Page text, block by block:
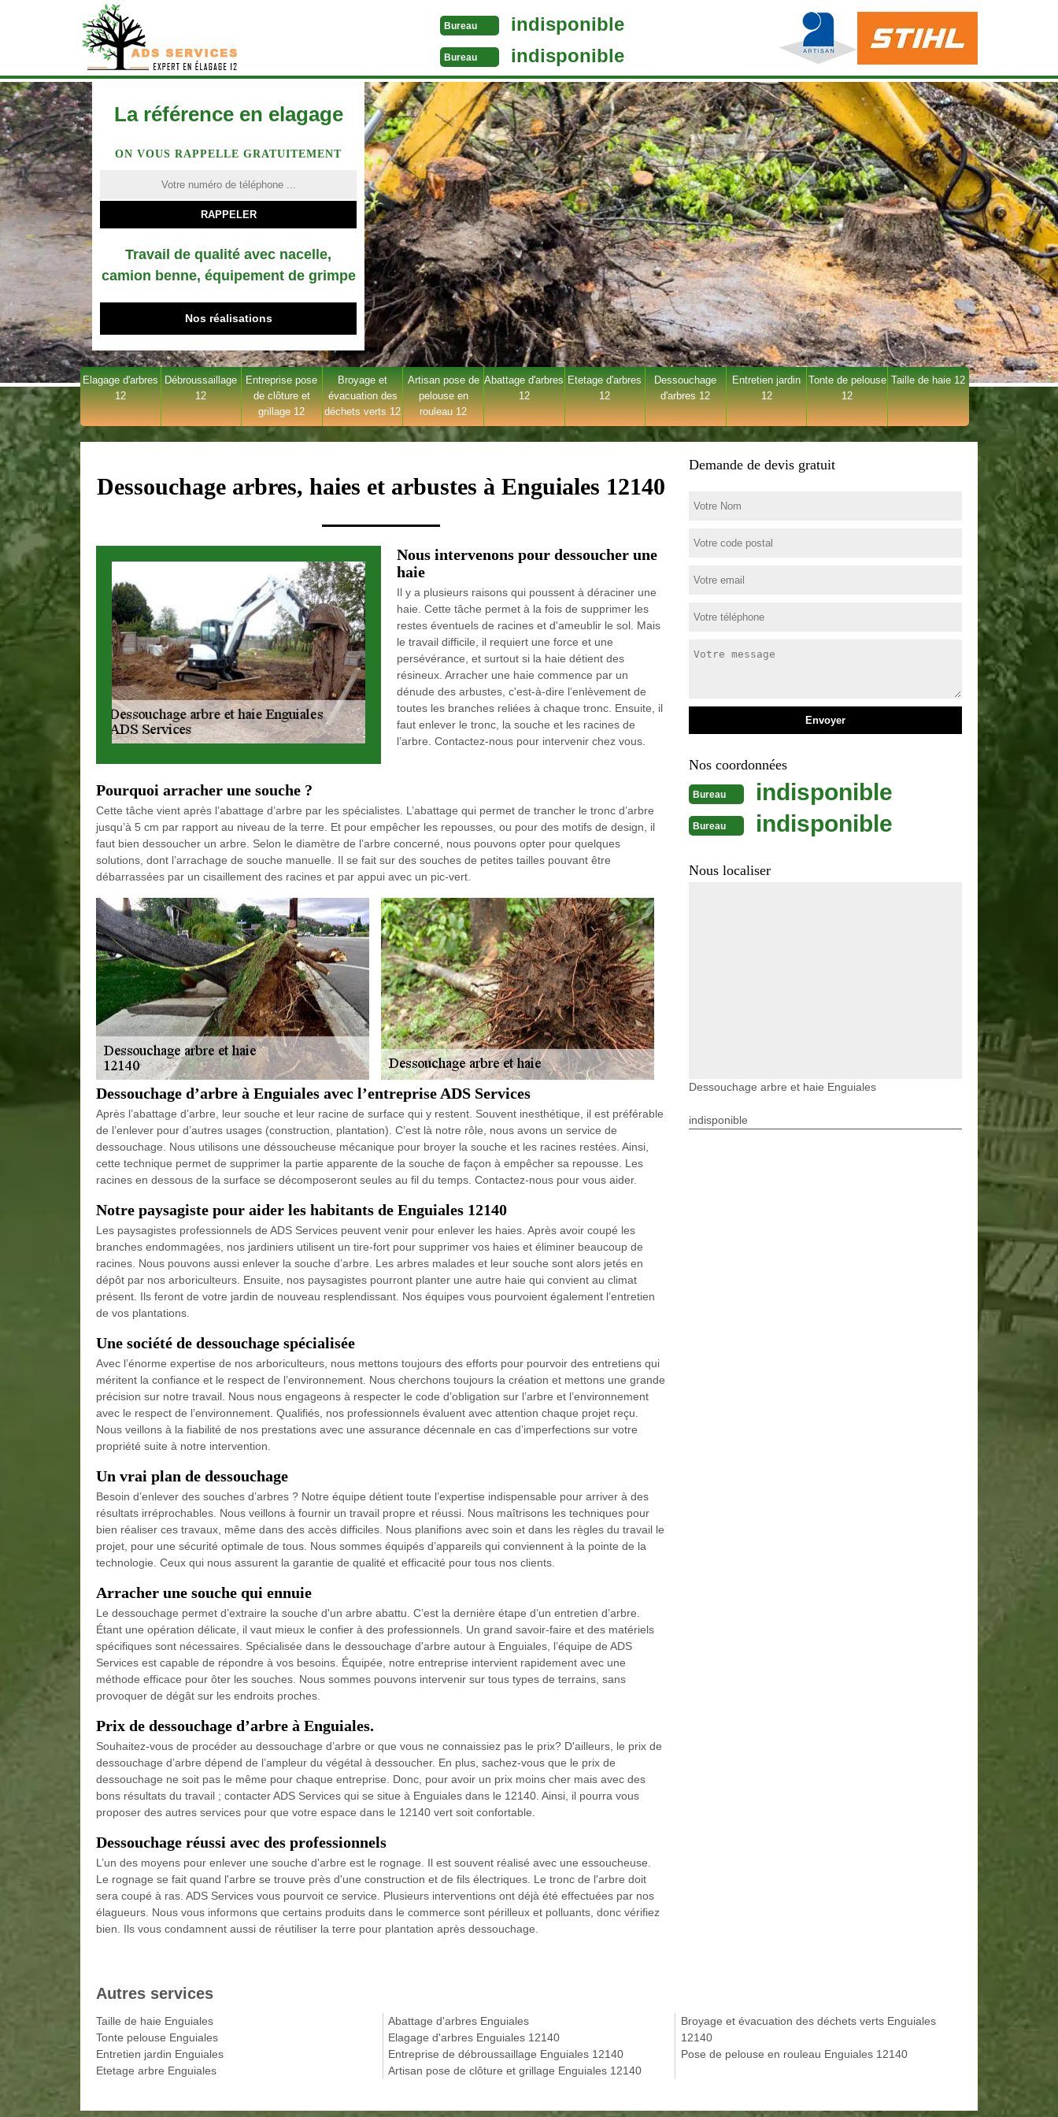
Bureau indisponible
Bureau indisponible
La référence en elagage
ON VOUS RAPPELLE GRATUITEMENT
Travail de qualité avec nacelle,
camion benne, équipement de grimpe
Nos réalisations
Elagage d'arbres
12
Débroussaillage
12
Entreprise pose
de clôture et
grillage 12
Broyage et
évacuation des
déchets verts 12
Artisan pose de
pelouse en
rouleau 12
Abattage d'arbres
12
Etetage d'arbres
12
Dessouchage
d'arbres 12
Entretien jardin
12
Tonte de pelouse
12
Taille de haie 12
Dessouchage arbres, haies et arbustes à Enguiales 12140
Nous intervenons pour dessoucher une
haie
Il y a plusieurs raisons qui poussent à déraciner une
haie. Cette tâche permet à la fois de supprimer les
restes éventuels de racines et d'ameublir le sol. Mais
le travail difficile, il requiert une force et une
persévérance, et surtout si la haie détient des
résineux. Arracher une haie commence par un
dénude des arbustes, c'est-à-dire l’enlèvement de
toutes les branches reliées à chaque tronc. Ensuite, il
faut enlever le tronc, la souche et les racines de
l’arbre. Contactez-nous pour intervenir chez vous.
Pourquoi arracher une souche ?
Cette tâche vient après l’abattage d’arbre par les spécialistes. L’abattage qui permet de trancher le tronc d’arbre
jusqu’à 5 cm par rapport au niveau de la terre. Et pour empêcher les repousses, ou pour des motifs de design, il
faut bien dessoucher un arbre. Selon le diamètre de l’arbre concerné, nous pouvons opter pour quelques
solutions, dont l’arrachage de souche manuelle. Il se fait sur des souches de petites tailles pouvant être
débarrassées par un cisaillement des racines et par appui avec un pic-vert.
Dessouchage d’arbre à Enguiales avec l’entreprise ADS Services
Après l’abattage d’arbre, leur souche et leur racine de surface qui y restent. Souvent inesthétique, il est préférable
de l’enlever pour d’autres usages (construction, plantation). C’est là notre rôle, nous avons un service de
dessouchage. Nous utilisons une déssoucheuse mécanique pour broyer la souche et les racines restées. Ainsi,
cette technique permet de supprimer la partie apparente de la souche de façon à empêcher sa repousse. Les
racines en dessous de la surface se décomposeront seules au fil du temps. Contactez-nous pour vous aider.
Notre paysagiste pour aider les habitants de Enguiales 12140
Les paysagistes professionnels de ADS Services peuvent venir pour enlever les haies. Après avoir coupé les
branches endommagées, nos jardiniers utilisent un tire-fort pour supprimer vos haies et éliminer beaucoup de
racines. Nous pouvons aussi enlever la souche d’arbre. Les arbres malades et leur souche sont alors jetés en
dépôt par nos arboriculteurs. Ensuite, nos paysagistes pourront planter une autre haie qui convient au climat
présent. Ils feront de votre jardin de nouveau resplendissant. Nos équipes vous pourvoient également l’entretien
de vos plantations.
Une société de dessouchage spécialisée
Avec l’énorme expertise de nos arboriculteurs, nous mettons toujours des efforts pour pourvoir des entretiens qui
méritent la confiance et le respect de l’environnement. Nous cherchons toujours la création et mettons une grande
précision sur notre travail. Nous nous engageons à respecter le code d’obligation sur l’arbre et l’environnement
avec le respect de l’environnement. Qualifiés, nos professionnels évaluent avec attention chaque projet reçu.
Nous veillons à la fiabilité de nos prestations avec une assurance décennale en cas d’imperfections sur votre
propriété suite à notre intervention.
Un vrai plan de dessouchage
Besoin d’enlever des souches d’arbres ? Notre équipe détient toute l’expertise indispensable pour arriver à des
résultats irréprochables. Nous veillons à fournir un travail propre et réussi. Nous maîtrisons les techniques pour
bien réaliser ces travaux, même dans des accès difficiles. Nous planifions avec soin et dans les règles du travail le
projet, pour une sécurité optimale de tous. Nous sommes équipés d’appareils qui conviennent à la pointe de la
technologie. Ceux qui nous assurent la garantie de qualité et efficacité pour tous nos clients.
Arracher une souche qui ennuie
Le dessouchage permet d’extraire la souche d'un arbre abattu. C’est la dernière étape d’un entretien d’arbre.
Étant une opération délicate, il vaut mieux le confier à des professionnels. Un grand savoir-faire et des matériels
spécifiques sont nécessaires. Spécialisée dans le dessouchage d'arbre autour à Enguiales, l’équipe de ADS
Services est capable de répondre à vos besoins. Équipée, notre entreprise intervient rapidement avec une
méthode efficace pour ôter les souches. Nous sommes pouvons intervenir sur tous types de terrains, sans
provoquer de dégât sur les endroits proches.
Prix de dessouchage d’arbre à Enguiales.
Souhaitez-vous de procéder au dessouchage d’arbre or que vous ne connaissiez pas le prix? D'ailleurs, le prix de
dessouchage d’arbre dépend de l’ampleur du végétal à dessoucher. En plus, sachez-vous que le prix de
dessouchage ne soit pas le même pour chaque entreprise. Donc, pour avoir un prix moins cher mais avec des
bons résultats du travail ; contacter ADS Services qui se situe à Enguiales dans le 12140. Ainsi, il pourra vous
proposer des autres services pour que votre espace dans le 12140 vert soit confortable.
Dessouchage réussi avec des professionnels
L’un des moyens pour enlever une souche d'arbre est le rognage. Il est souvent réalisé avec une essoucheuse.
Le rognage se fait quand l'arbre se trouve près d'une construction et de fils électriques. Le tronc de l'arbre doit
sera coupé à ras. ADS Services vous pourvoit ce service. Plusieurs interventions ont déjà été effectuées par nos
élagueurs. Nous vous informons que certains produits dans le commerce sont périlleux et polluants, donc vérifiez
bien. Ils vous condamnent aussi de réutiliser la terre pour plantation après dessouchage.
Demande de devis gratuit
Nos coordonnées
Bureau indisponible
Bureau indisponible
Nous localiser
Dessouchage arbre et haie Enguiales
indisponible
Autres services
Taille de haie Enguiales
Tonte pelouse Enguiales
Entretien jardin Enguiales
Etetage arbre Enguiales
Abattage d'arbres Enguiales
Elagage d'arbres Enguiales 12140
Entreprise de débroussaillage Enguiales 12140
Artisan pose de clôture et grillage Enguiales 12140
Broyage et évacuation des déchets verts Enguiales
12140
Pose de pelouse en rouleau Enguiales 12140